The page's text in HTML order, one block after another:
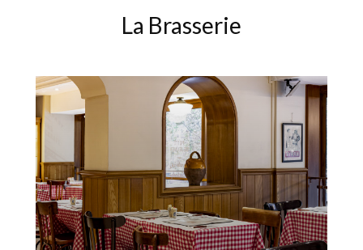
La Brasserie